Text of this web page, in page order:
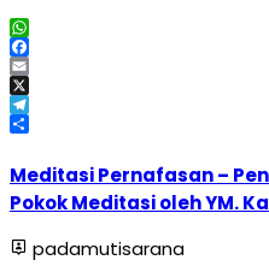
WhatsApp
Facebook
Email
X
Telegram
Meditasi Pernafasan –
Pokok Meditasi oleh YM.
padamutisarana